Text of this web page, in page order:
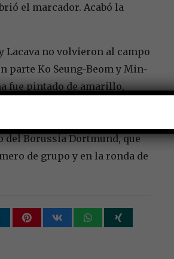
el marcador. Acabó la
Lacava no volvieron al campo
parte Ko Seung-Beom y Min-
fue pintado de amarillo,
del Borussia Dortmund, que
de grupo y en la ronda de